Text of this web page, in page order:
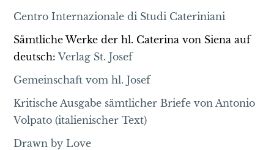
Centro Internazionale di Studi Cateriniani
Sämtliche Werke der hl. Caterina von Siena auf
deutsch:Verlag St. Josef
Gemeinschaft vom hl. Josef
Kritische Ausgabe sämtlicher Briefe von Antonio
Volpato (italienischer Text)
Drawn by Love